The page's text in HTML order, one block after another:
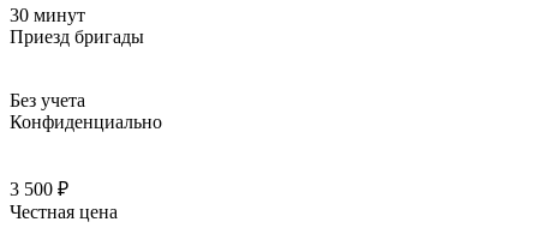
30 минут
Приезд бригады
Без учета
Конфиденциально
3 500 ₽
Честная цена